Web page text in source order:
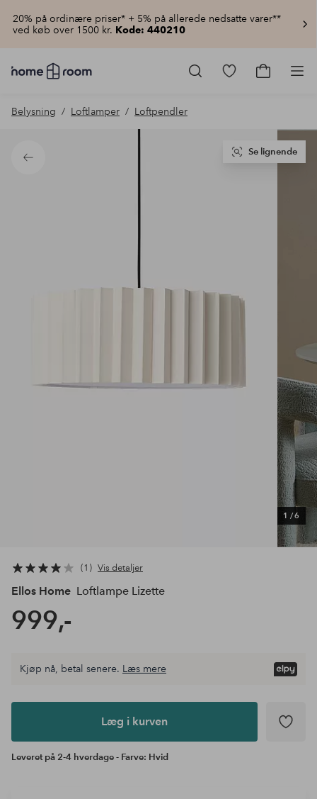
20% på ordinære priser* + 5% på allerede nedsatte varer**
ved køb over 1500 kr. Kode: 440210
Homeroom
–
hjemmet
pris
Gå
Gå
Belysning Loftlamper Loftpendler
Tilbage
1 /6
Se lignende
1 Vis detaljer
Ellos Home Loftlampe Lizette
999,-
Læg i
Kjøp nå, betal senere. Læs mere
Læg i kurven
Leveret på 2-4 hverdage - Farve: Hvid